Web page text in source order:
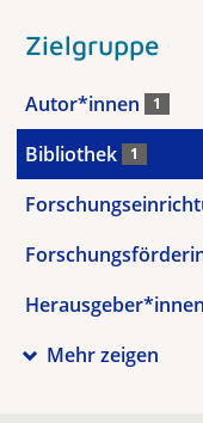
Zielgruppe
Autor*innen 1
Bibliothek 1
Herausgeber*innen
Mehr zeigen